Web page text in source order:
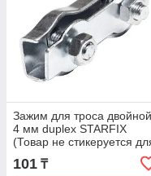
Зажим для троса двойной
4 мм duplex STARFIX
(Товар не стикеруется
розничной торговли)
(STARFIX)
101 ₸